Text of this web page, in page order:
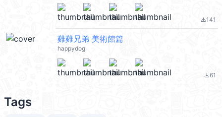
file_download141
雞雞兄弟 美術館篇
happydog
file_download61
Tags